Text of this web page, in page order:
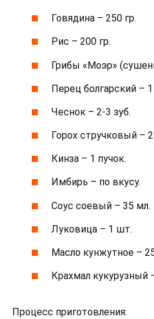
Говядина – 250 гр.
Рис – 200 гр.
Грибы «Моэр»
Перец болгарский –
Чеснок – 2-3 зуб.
Горох стручковый – 2
Кинза – 1 пучок.
Имбирь – по вкусу.
Соус соевый – 35 мл.
Луковица – 1 шт.
Масло кунжутное –
Крахмал кукурузный
Процесс приготовления: